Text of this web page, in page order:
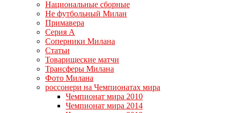
Национальные сборные
Не футбольный Милан
Примавера
Серия А
Соперники Милана
Статьи
Товарищеские матчи
Трансферы Милана
Фото Милана
россонери на Чемпионатах мира
Чемпионат мира 2010
Чемпионат мира 2014